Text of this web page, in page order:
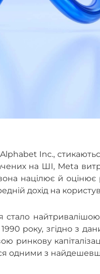
Alphabet Inc.,
на ШІ, Meta
націлює й оцінює
дохід на
стало
року, згідно з
ринкову
з